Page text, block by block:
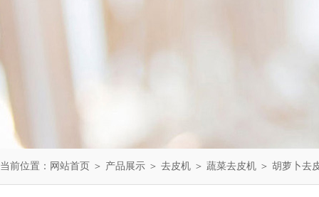
当前位置： 网站首页 ＞ 产品展示 ＞ 去皮机 ＞ 蔬菜去皮机 ＞ 胡萝卜去